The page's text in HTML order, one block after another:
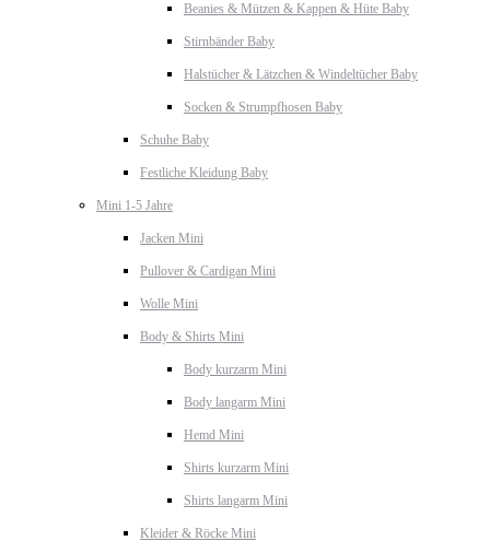
Beanies & Mützen & Kappen & Hüte Baby
Stirnbänder Baby
Halstücher & Lätzchen & Windeltücher Baby
Socken & Strumpfhosen Baby
Schuhe Baby
Festliche Kleidung Baby
Mini 1-5 Jahre
Jacken Mini
Pullover & Cardigan Mini
Wolle Mini
Body & Shirts Mini
Body kurzarm Mini
Body langarm Mini
Hemd Mini
Shirts kurzarm Mini
Shirts langarm Mini
Kleider & Röcke Mini